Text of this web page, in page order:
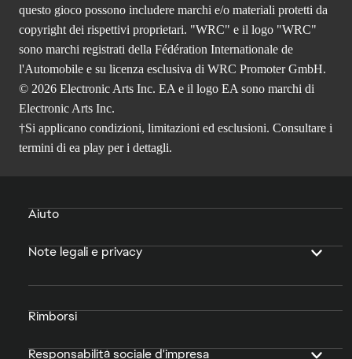
questo gioco possono includere marchi e/o materiali protetti da
copyright dei rispettivi proprietari. "WRC" e il logo "WRC"
sono marchi registrati della Fédération Internationale de
l'Automobile e su licenza esclusiva di WRC Promoter GmbH.
© 2026 Electronic Arts Inc. EA e il logo EA sono marchi di
Electronic Arts Inc.
†Si applicano condizioni, limitazioni ed esclusioni. Consultare i
termini di ea play per i dettagli.
Aiuto
Note legali e privacy
Rimborsi
Responsabilità sociale d'impresa